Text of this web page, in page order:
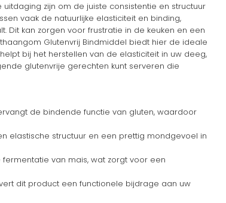
zijn om de juiste consistentie en structuur
vaak de natuurlijke elasticiteit en binding,
kan zorgen voor frustratie in de keuken en een
Glutenvrij Bindmiddel biedt hier de ideale
bij het herstellen van de elasticiteit in uw deeg,
glutenvrije gerechten kunt serveren die
de bindende functie van gluten, waardoor
elastische structuur en een prettig mondgevoel in
van mais, wat zorgt voor een
dit product een functionele bijdrage aan uw